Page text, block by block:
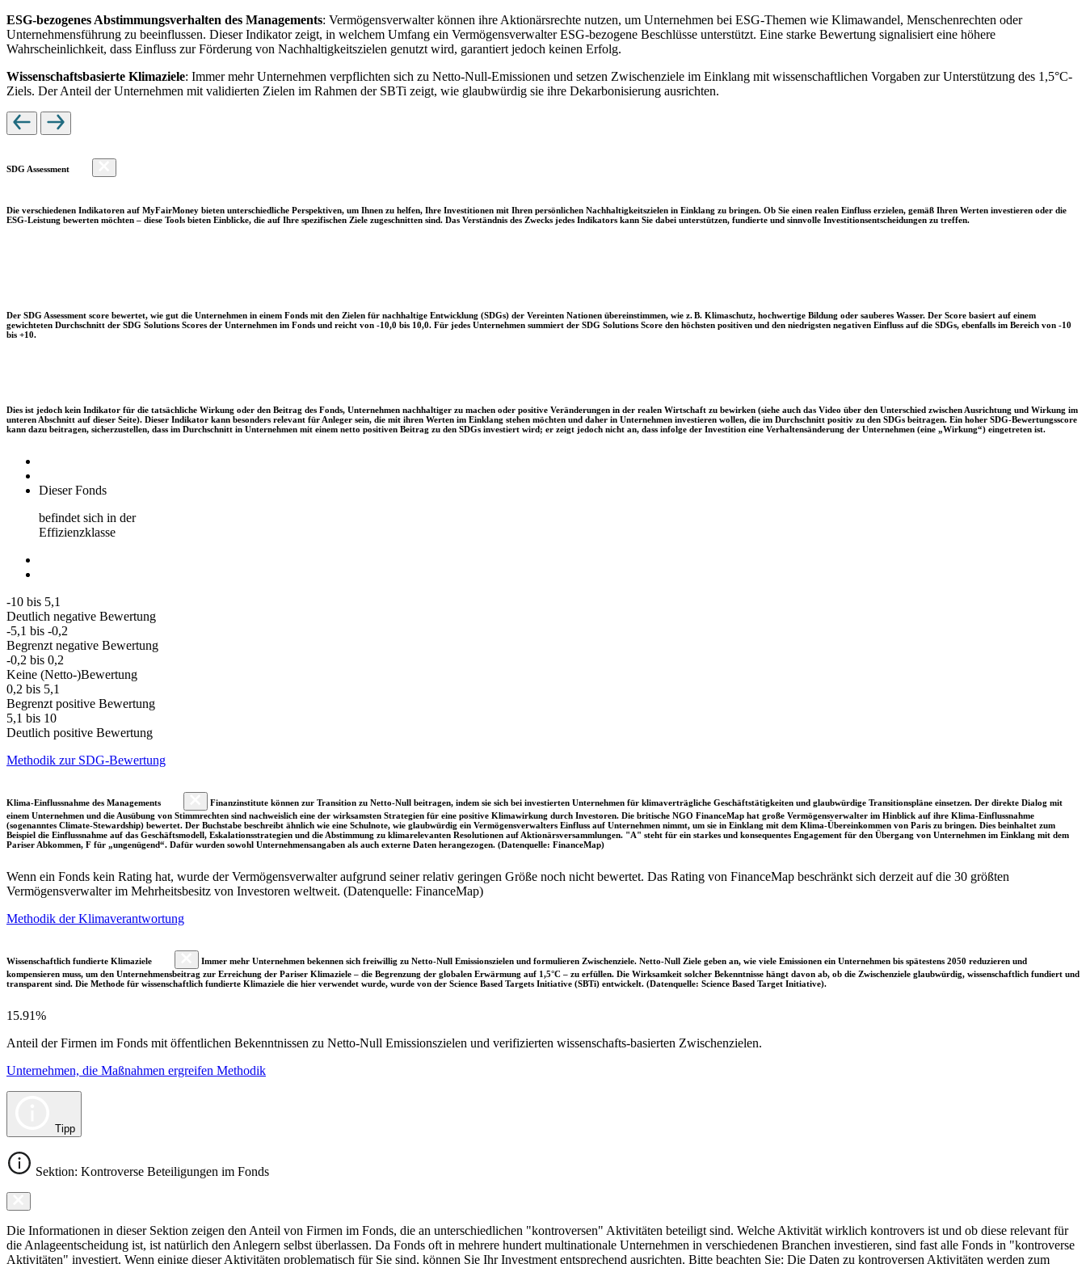
ESG-bezogenes Abstimmungsverhalten des Managements: Vermögensverwalter können ihre Aktionärsrechte nutzen, um Unternehmen bei ESG-Themen wie Klimawandel, Menschenrechten oder
Unternehmensführung zu beeinflussen. Dieser Indikator zeigt, in welchem Umfang ein Vermögensverwalter ESG-bezogene Beschlüsse unterstützt. Eine starke Bewertung signalisiert eine höhere
Wahrscheinlichkeit, dass Einfluss zur Förderung von Nachhaltigkeitszielen genutzt wird, garantiert jedoch keinen Erfolg.
Wissenschaftsbasierte Klimaziele: Immer mehr Unternehmen verpflichten sich zu Netto-Null-Emissionen und setzen Zwischenziele im Einklang mit wissenschaftlichen Vorgaben zur Unterstützung des 1,5°C-
Ziels. Der Anteil der Unternehmen mit validierten Zielen im Rahmen der SBTi zeigt, wie glaubwürdig sie ihre Dekarbonisierung ausrichten.
SDG Assessment
Die verschiedenen Indikatoren auf MyFairMoney bieten unterschiedliche Perspektiven, um Ihnen zu helfen, Ihre Investitionen mit Ihren persönlichen Nachhaltigkeitszielen in Einklang zu bringen. Ob Sie einen realen Einfluss erzielen, gemäß Ihren Werten investieren oder die
ESG-Leistung bewerten möchten – diese Tools bieten Einblicke, die auf Ihre spezifischen Ziele zugeschnitten sind. Das Verständnis des Zwecks jedes Indikators kann Sie dabei unterstützen, fundierte und sinnvolle Investitionsentscheidungen zu treffen.
Der SDG Assessment score bewertet, wie gut die Unternehmen in einem Fonds mit den Zielen für nachhaltige Entwicklung (SDGs) der Vereinten Nationen übereinstimmen, wie z. B. Klimaschutz, hochwertige Bildung oder sauberes Wasser. Der Score basiert auf einem
gewichteten Durchschnitt der SDG Solutions Scores der Unternehmen im Fonds und reicht von -10,0 bis 10,0. Für jedes Unternehmen summiert der SDG Solutions Score den höchsten positiven und den niedrigsten negativen Einfluss auf die SDGs, ebenfalls im Bereich von -10
bis +10.
Dies ist jedoch kein Indikator für die tatsächliche Wirkung oder den Beitrag des Fonds, Unternehmen nachhaltiger zu machen oder positive Veränderungen in der realen Wirtschaft zu bewirken (siehe auch das Video über den Unterschied zwischen Ausrichtung und Wirkung im
unteren Abschnitt auf dieser Seite). Dieser Indikator kann besonders relevant für Anleger sein, die mit ihren Werten im Einklang stehen möchten und daher in Unternehmen investieren wollen, die im Durchschnitt positiv zu den SDGs beitragen. Ein hoher SDG-Bewertungsscore
kann dazu beitragen, sicherzustellen, dass im Durchschnitt in Unternehmen mit einem netto positiven Beitrag zu den SDGs investiert wird; er zeigt jedoch nicht an, dass infolge der Investition eine Verhaltensänderung der Unternehmen (eine „Wirkung“) eingetreten ist.
Dieser Fonds
befindet sich in der
Effizienzklasse
-10 bis 5,1
Deutlich negative Bewertung
-5,1 bis -0,2
Begrenzt negative Bewertung
-0,2 bis 0,2
Keine (Netto-)Bewertung
0,2 bis 5,1
Begrenzt positive Bewertung
5,1 bis 10
Deutlich positive Bewertung
Methodik zur SDG-Bewertung
Klima-Einflussnahme des Managements
Finanzinstitute können zur Transition zu Netto-Null beitragen, indem sie sich bei investierten Unternehmen für klimaverträgliche Geschäftstätigkeiten und glaubwürdige Transitionspläne einsetzen. Der direkte Dialog mit
einem Unternehmen und die Ausübung von Stimmrechten sind nachweislich eine der wirksamsten Strategien für eine positive Klimawirkung durch Investoren. Die britische NGO FinanceMap hat große Vermögensverwalter im Hinblick auf ihre Klima-Einflussnahme
(sogenanntes Climate-Stewardship) bewertet. Der Buchstabe beschreibt ähnlich wie eine Schulnote, wie glaubwürdig ein Vermögensverwalters Einfluss auf Unternehmen nimmt, um sie in Einklang mit dem Klima-Übereinkommen von Paris zu bringen. Dies beinhaltet zum
Beispiel die Einflussnahme auf das Geschäftsmodell, Eskalationsstrategien und die Abstimmung zu klimarelevanten Resolutionen auf Aktionärsversammlungen. "A" steht für ein starkes und konsequentes Engagement für den Übergang von Unternehmen im Einklang mit dem
Pariser Abkommen, F für „ungenügend“. Dafür wurden sowohl Unternehmensangaben als auch externe Daten herangezogen. (Datenquelle: FinanceMap)
Wenn ein Fonds kein Rating hat, wurde der Vermögensverwalter aufgrund seiner relativ geringen Größe noch nicht bewertet. Das Rating von FinanceMap beschränkt sich derzeit auf die 30 größten
Vermögensverwalter im Mehrheitsbesitz von Investoren weltweit. (Datenquelle: FinanceMap)
Methodik der Klimaverantwortung
Wissenschaftlich fundierte Klimaziele
Immer mehr Unternehmen bekennen sich freiwillig zu Netto-Null Emissionszielen und formulieren Zwischenziele. Netto-Null Ziele geben an, wie viele Emissionen ein Unternehmen bis spätestens 2050 reduzieren und
kompensieren muss, um den Unternehmensbeitrag zur Erreichung der Pariser Klimaziele – die Begrenzung der globalen Erwärmung auf 1,5°C – zu erfüllen. Die Wirksamkeit solcher Bekenntnisse hängt davon ab, ob die Zwischenziele glaubwürdig, wissenschaftlich fundiert und
transparent sind. Die Methode für wissenschaftlich fundierte Klimaziele die hier verwendet wurde, wurde von der Science Based Targets Initiative (SBTi) entwickelt. (Datenquelle: Science Based Target Initiative).
15.91%
Anteil der Firmen im Fonds mit öffentlichen Bekenntnissen zu Netto-Null Emissionszielen und verifizierten wissenschafts-basierten Zwischenzielen.
Unternehmen, die Maßnahmen ergreifen Methodik
Tipp
Sektion: Kontroverse Beteiligungen im Fonds
Die Informationen in dieser Sektion zeigen den Anteil von Firmen im Fonds, die an unterschiedlichen "kontroversen" Aktivitäten beteiligt sind. Welche Aktivität wirklich kontrovers ist und ob diese relevant für
die Anlageentscheidung ist, ist natürlich den Anlegern selbst überlassen. Da Fonds oft in mehrere hundert multinationale Unternehmen in verschiedenen Branchen investieren, sind fast alle Fonds in "kontroverse
Aktivitäten" investiert. Wenn einige dieser Aktivitäten problematisch für Sie sind, können Sie Ihr Investment entsprechend ausrichten. Bitte beachten Sie: Die Daten zu kontroversen Aktivitäten werden zum